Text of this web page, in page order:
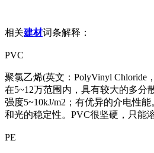
相关建材词条解释：
PVC
聚氯乙烯(英文：PolyVinyl
在5~12万范围内，具有较大的多
强度5~10kJ/m2；有优异的介电性
和光的稳定性。PVC很坚硬，只能
PE